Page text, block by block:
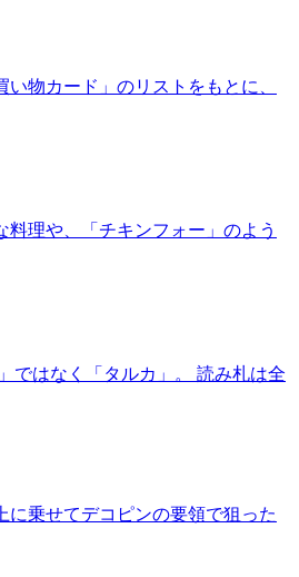
物カード」のリストをもとに、
理や、「チキンフォー」のよう
ではなく「タルカ」。 読み札は全
乗せてデコピンの要領で狙った